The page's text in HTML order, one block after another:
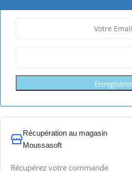
Enregistrer
Récupération au magasin
Moussasoft
Récupérez votre commande